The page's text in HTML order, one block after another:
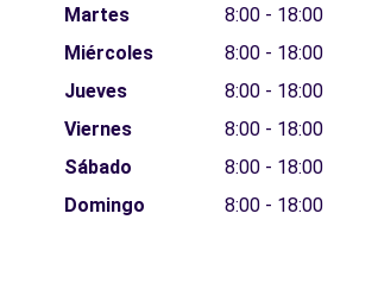
Martes
8:00 - 18:00
Miércoles
8:00 - 18:00
Jueves
8:00 - 18:00
Viernes
8:00 - 18:00
Sábado
8:00 - 18:00
Domingo
8:00 - 18:00